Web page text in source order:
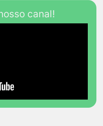
canal!